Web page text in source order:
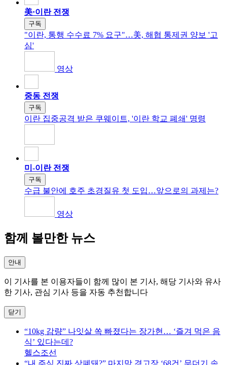
美·이란 전쟁
구독
"이란, 통행 수수료 7% 요구"…美, 해협 통제권 양보 '고
심'
영상
중동 전쟁
구독
이란 집중공격 받은 쿠웨이트, '이란 학교 폐쇄' 명령
미-이란 전쟁
구독
수급 불안에 호주 초경질유 첫 도입…앞으로의 과제는?
영상
함께 볼만한 뉴스
안내
이 기사를 본 이용자들이 함께 많이 본 기사, 해당 기사와 유사
한 기사, 관심 기사 등을 자동 추천합니다
닫기
“10kg 감량” 나잇살 쏙 빠졌다는 장가현… ‘즐겨 먹은 음
식’ 있다는데?
헬스조선
“내 주식 진짜 상폐돼?” 마지막 경고장 ‘68건’ 무더기 속